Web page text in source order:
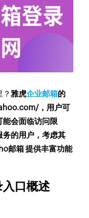
？雅虎企业邮箱的
，用户可
能会面临访问限
务的用户，考虑其
邮箱 提供丰富功能
口概述